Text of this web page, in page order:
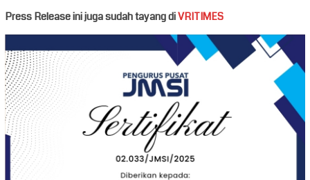
Press Release ini juga sudah tayang diVRITIMES